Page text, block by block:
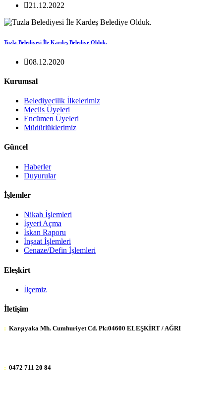
21.12.2022
Tuzla Belediyesi İle Kardeş Belediye Olduk.
08.12.2020
Kurumsal
Belediyecilik İlkelerimiz
Meclis Üyeleri
Encümen Üyeleri
Müdürlüklerimiz
Güncel
Haberler
Duyurular
İşlemler
Nikah İşlemleri
İşyeri Açma
İskan Raporu
İnşaat İşlemleri
Cenaze/Defin İşlemleri
Eleşkirt
İlçemiz
İletişim
: Karşıyaka Mh. Cumhuriyet Cd. Pk:04600 ELEŞKİRT / AĞRI
: 0472 711 20 84